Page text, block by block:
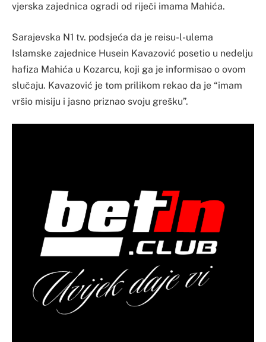
vjerska zajednica ogradi od riječi imama Mahića.
Sarajevska N1 tv. podsjeća da je reisu-l-ulema
Islamske zajednice Husein Kavazović posetio u nedelju
hafiza Mahića u Kozarcu, koji ga je informisao o ovom
slučaju. Kavazović je tom prilikom rekao da je “imam
vršio misiju i jasno priznao svoju grešku”.